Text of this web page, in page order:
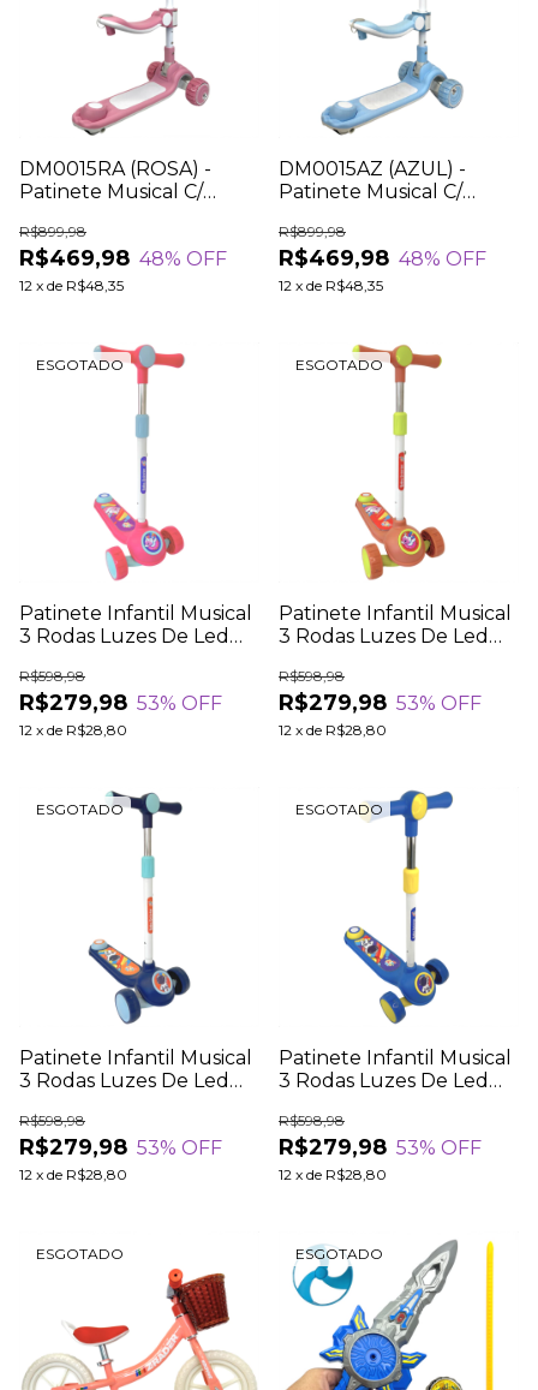
DM0015RA (ROSA) -
Patinete Musical C/
R$469,98
R$899,98
48% OFF
12 x de R$48,35
DM0015AZ (AZUL) -
Patinete Musical C/
R$469,98
R$899,98
48% OFF
12 x de R$48,35
ESGOTADO
Patinete Infantil Musical
3 Rodas Luzes De Led
Dobrável
R$279,98
R$598,98
53% OFF
12 x de R$28,80
ESGOTADO
Patinete Infantil Musical
3 Rodas Luzes De Led
Dobrável
R$279,98
R$598,98
53% OFF
12 x de R$28,80
ESGOTADO
Patinete Infantil Musical
3 Rodas Luzes De Led
Dobrável
R$279,98
R$598,98
53% OFF
12 x de R$28,80
ESGOTADO
Patinete Infantil Musical
3 Rodas Luzes De Led
Dobrável
R$279,98
R$598,98
53% OFF
12 x de R$28,80
ESGOTADO ESGOTADO